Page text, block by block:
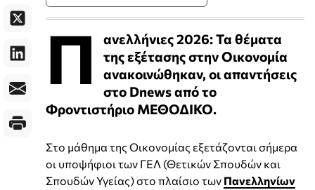
Π
ανελλήνιες 2026: Τα θέματα
της εξέτασης στην Οικονομία
ανακοινώθηκαν, οι απαντήσεις
στο Dnews από το
Φροντιστήριο ΜΕΘΟΔΙΚΟ.
Στο μάθημα της Οικονομίας εξετάζονται σήμερα
οι υποψήφιοι των ΓΕΛ (Θετικών Σπουδών και
Σπουδών Υγείας) στο πλαίσιο των Πανελληνίων